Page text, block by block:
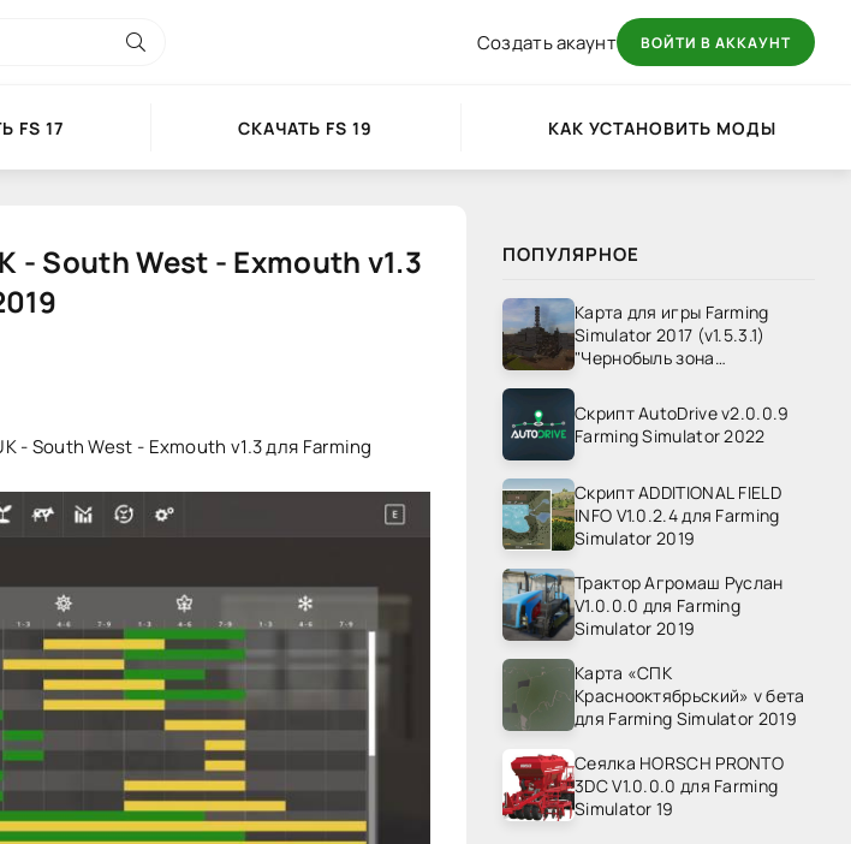
Создать акаунт ВОЙТИ В АККАУНТ
FS 17 СКАЧАТЬ FS 19 КАК УСТАНОВИТЬ МОДЫ
- South West - Exmouth v1.3
- South West - Exmouth v1.3 для Farming
ПОПУЛЯРНОЕ
Карта для игры Farming
Simulator 2017 (v1.5.3.1)
"Чернобыль зона
Скрипт AutoDrive v2.0.0.9
Farming Simulator 2022
Скрипт ADDITIONAL FIELD
INFO V1.0.2.4 для Farming
Simulator 2019
Трактор Агромаш Руслан
V1.0.0.0 для Farming
Simulator 2019
Карта «СПК
Краснооктябрьский» v бета
для Farming Simulator 2019
Сеялка HORSCH PRONTO
3DC V1.0.0.0 для Farming
Simulator 19